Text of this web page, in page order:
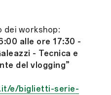
dei workshop:
alle ore 17:30 -
- Tecnica e
del vlogging”
e/biglietti-serie-